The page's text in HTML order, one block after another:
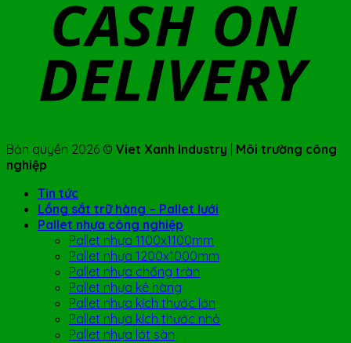
Bản quyền 2026 © Viet Xanh Industry
Môi trường công
nghiệp
Tin tức
Lồng sắt trữ hàng – Pallet lưới
Pallet nhựa công nghiệp
Pallet nhựa 1100x1100mm
Pallet nhựa 1200x1000mm
Pallet nhựa chống tràn
Pallet nhựa kê hàng
Pallet nhựa kích thước lớn
Pallet nhựa kích thước nhỏ
Pallet nhựa lót sàn